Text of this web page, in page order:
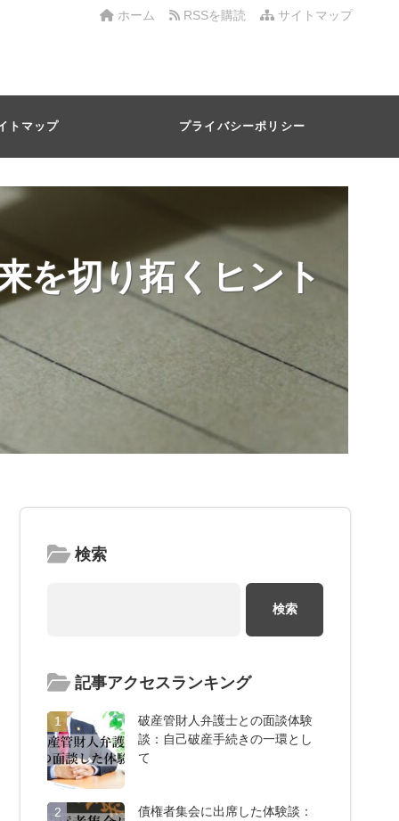
サイトマップ
RSSを購読
ホーム
トマップ プライバシーポリシー
を切り拓くヒント
検索
記事アクセスランキング
1
破産管財人弁護士との面談体験
談：自己破産手続きの一環とし
て
2
債権者集会に出席した体験談：